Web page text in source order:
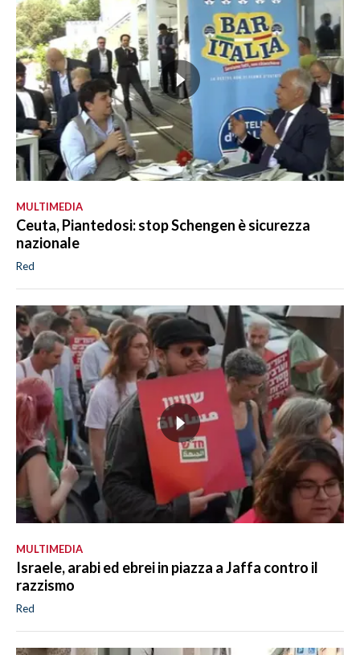
MULTIMEDIA
Ceuta, Piantedosi: stop Schengen è sicurezza
nazionale
Red
MULTIMEDIA
Israele, arabi ed ebrei in piazza a Jaffa contro il
razzismo
Red